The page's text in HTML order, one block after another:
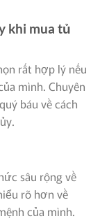
khi mua tủ
rất hợp lý nếu
mình. Chuyên
báu về cách
sâu rộng về
rõ hơn về
của mình.